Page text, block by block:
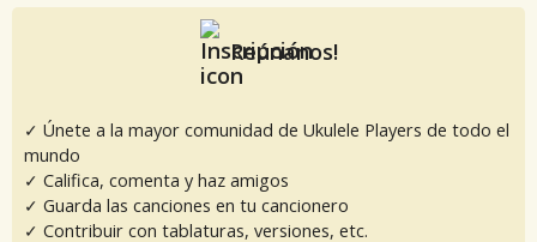
Reúnanos!
✓ Únete a la mayor comunidad de Ukulele Players de todo el
mundo
✓ Califica, comenta y haz amigos
✓ Guarda las canciones en tu cancionero
✓ Contribuir con tablaturas, versiones, etc.